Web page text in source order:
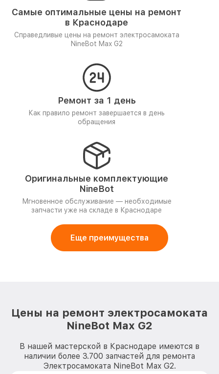
Самые оптимальные цены на ремонт
в Краснодаре
Справедливые цены на ремонт электросамоката
NineBot Max G2
Ремонт за 1 день
Как правило ремонт завершается в день
обращения
Оригинальные комплектующие
NineBot
Мгновенное обслуживание — необходимые
запчасти уже на складе в Краснодаре
Еще преимущества
Цены на ремонт электросамоката
NineBot Max G2
В нашей мастерской в Краснодаре имеются в
наличии более 3.700 запчастей для ремонта
Электросамоката NineBot Max G2.